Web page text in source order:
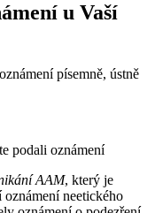
u Vaší
písemně, ústně
podali oznámení
AAM, který je
neetického